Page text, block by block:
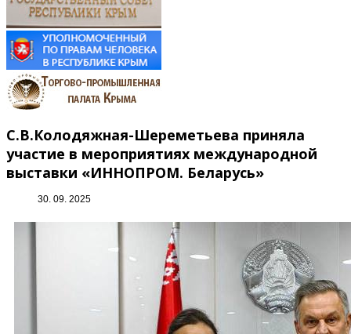
С.В.Колодяжная-Шереметьева приняла
участие в мероприятиях международной
выставки «ИННОПРОМ. Беларусь»
30. 09. 2025